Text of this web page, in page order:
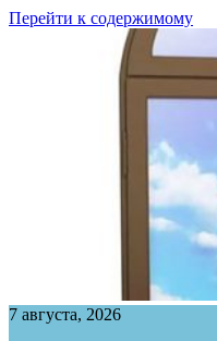
Перейти к содержимому
7 августа, 2026